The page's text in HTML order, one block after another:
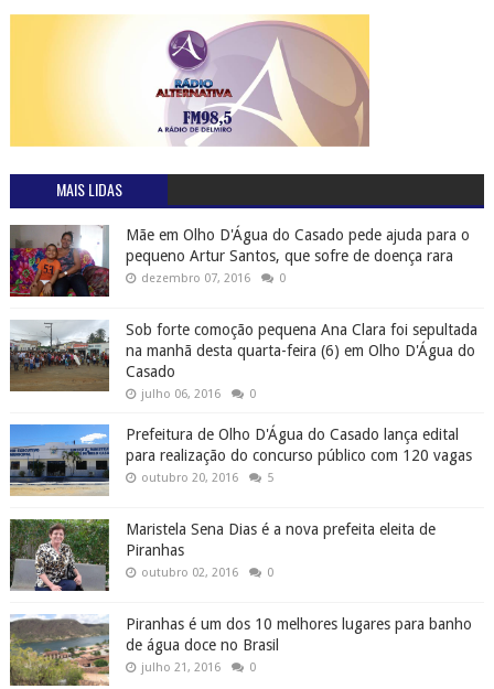
MAIS LIDAS
Mãe em Olho D'Água do Casado pede ajuda para o
pequeno Artur Santos, que sofre de doença rara
dezembro 07, 2016 0
Sob forte comoção pequena Ana Clara foi sepultada
na manhã desta quarta-feira (6) em Olho D'Água do
Casado
julho 06, 2016 0
Prefeitura de Olho D'Água do Casado lança edital
para realização do concurso público com 120 vagas
outubro 20, 2016 5
Maristela Sena Dias é a nova prefeita eleita de
Piranhas
outubro 02, 2016 0
Piranhas é um dos 10 melhores lugares para banho
de água doce no Brasil
julho 21, 2016 0